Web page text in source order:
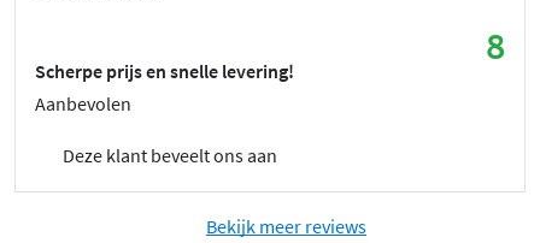
8
Scherpe prijs en snelle levering!
Aanbevolen
Deze klant beveelt ons aan
Bekijk meer reviews